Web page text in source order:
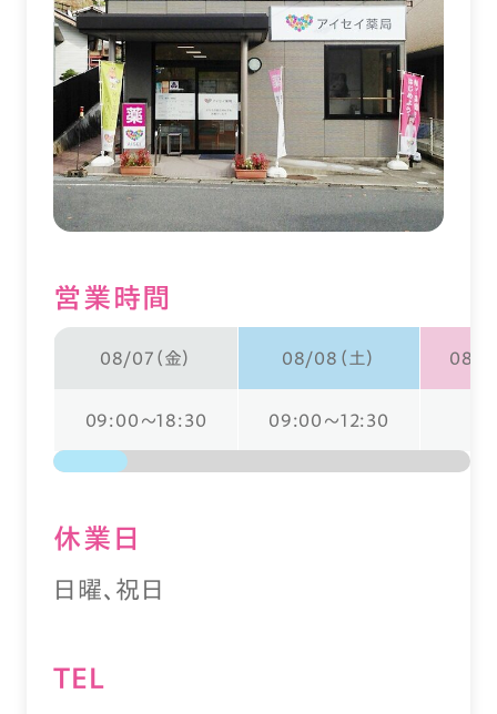
営業時間
08/07（金） 08/08（土） 08/09
09:00～18:30 09:00～12:30
休業⽇
日曜、祝日
TEL